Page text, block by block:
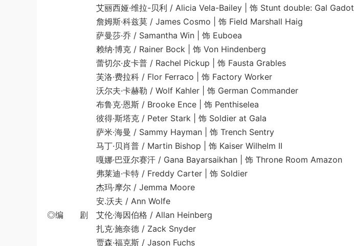
艾丽西娅·维拉-贝利 / Alicia Vela-Bailey | 饰 Stunt double: Gal Gadot
詹姆斯·科兹莫 / James Cosmo | 饰 Field Marshall Haig
萨曼莎·乔 / Samantha Win | 饰 Euboea
赖纳·博克 / Rainer Bock | 饰 Von Hindenberg
蕾切尔·皮卡普 / Rachel Pickup | 饰 Fausta Grables
芙洛·费拉科 / Flor Ferraco | 饰 Factory Worker
沃尔夫·卡赫勒 / Wolf Kahler | 饰 German Commander
布鲁克·恩斯 / Brooke Ence | 饰 Penthiselea
彼得·斯塔克 / Peter Stark | 饰 Soldier at Gala
萨米·海曼 / Sammy Hayman | 饰 Trench Sentry
马丁·贝肖普 / Martin Bishop | 饰 Kaiser Wilhelm II
嘎娜·巴亚尔赛汗 / Gana Bayarsaikhan | 饰 Throne Room Amazon
弗莱迪·卡特 / Freddy Carter | 饰 Soldier
杰玛·摩尔 / Jemma Moore
安.沃夫 / Ann Wolfe
◎编 剧 艾伦·海因伯格 / Allan Heinberg
扎克·施奈德 / Zack Snyder
贾森·福克斯 / Jason Fuchs